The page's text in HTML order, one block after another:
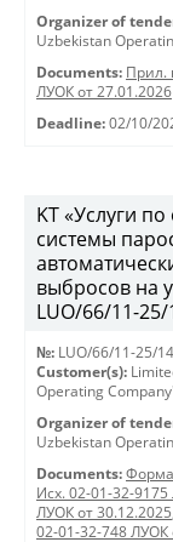
Organizer of
Uzbekistan
Documents: Прил.
ЛУОК от 27.01.2026
Deadline: 02/10/
KT «Услуги
системы
выбросов на
LUO/66/11-25/
№: LUO/66/11-25/
Customer(s):
Operating
Organizer of
Uzbekistan
Documents: Форма
Исх. 02-01-32-
ЛУОК от 30.12.2025
02-01-32-748 ЛУОК